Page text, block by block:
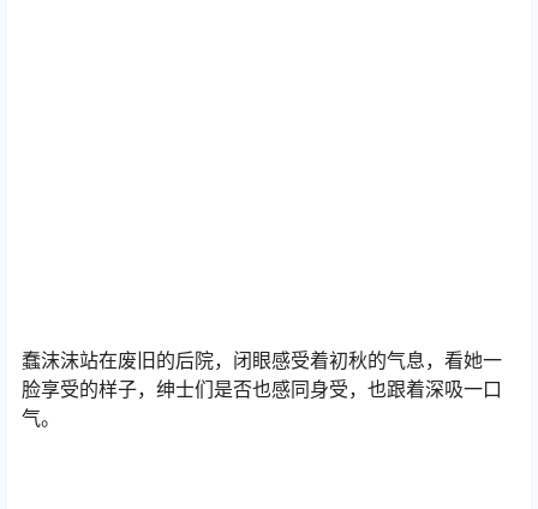
蠢沫沫站在废旧的后院，闭眼感受着初秋的气息，看她一
脸享受的样子，绅士们是否也感同身受，也跟着深吸一口
气。